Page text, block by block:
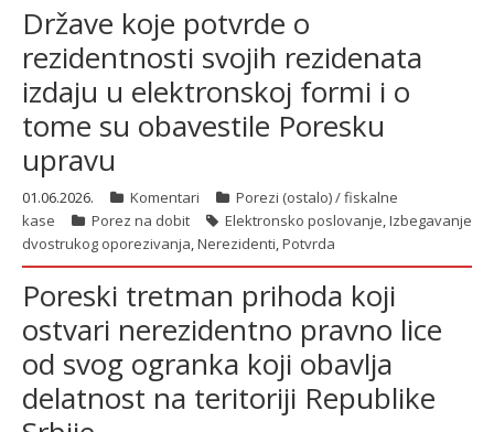
Претплата
Пријава
latinica
Države koje potvrde o
rezidentnosti svojih rezidenata
izdaju u elektronskoj formi i o
tome su obavestile Poresku
upravu
01.06.2026. Komentari
Porezi (ostalo) / fiskalne
kase
Porez na dobit Elektronsko poslovanje,Izbegavanje
dvostrukog oporezivanja,Nerezidenti,Potvrda
Poreski tretman prihoda koji
ostvari nerezidentno pravno lice
od svog ogranka koji obavlja
delatnost na teritoriji Republike